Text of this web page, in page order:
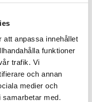
att anpassa innehållet
funktioner
trafik. Vi
och annan
medier och
med.
inhämta ditt
enlighet med vad
ändamålen med